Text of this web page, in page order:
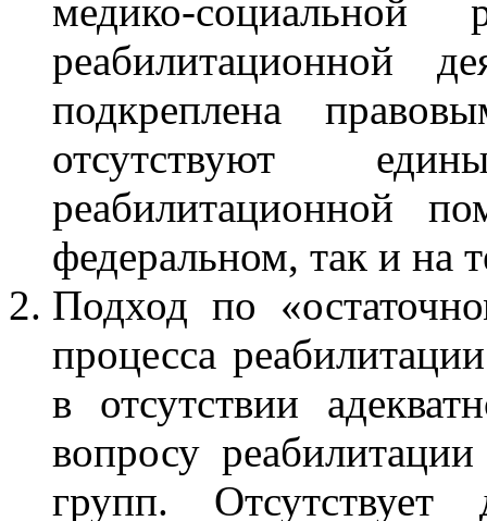
медико-
реабилитационной
подкреплена
отсутствуют
реабилитационной
федеральном, так и на
Подход по
процесса
в отсутствии
вопросу
групп. Отсутствует